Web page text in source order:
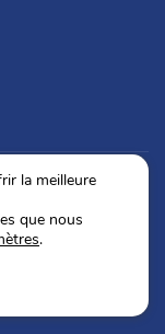
la meilleure
que nous
.